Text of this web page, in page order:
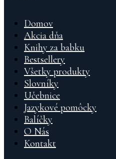
Domov
Akcia dňa
Knihy za babku
Bestsellery
Všetky produkty
Slovníky
Učebnice
Jazykové pomôcky
Balíčky
O Nás
Kontakt